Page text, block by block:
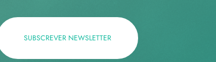
SUBSCREVER NEWSLETTER